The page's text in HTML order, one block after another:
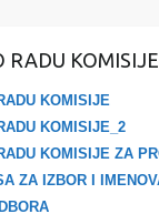
RADU KOMISIJE
KOMISIJE
KOMISIJE_2
KOMISIJE ZA
ZA IZBOR I